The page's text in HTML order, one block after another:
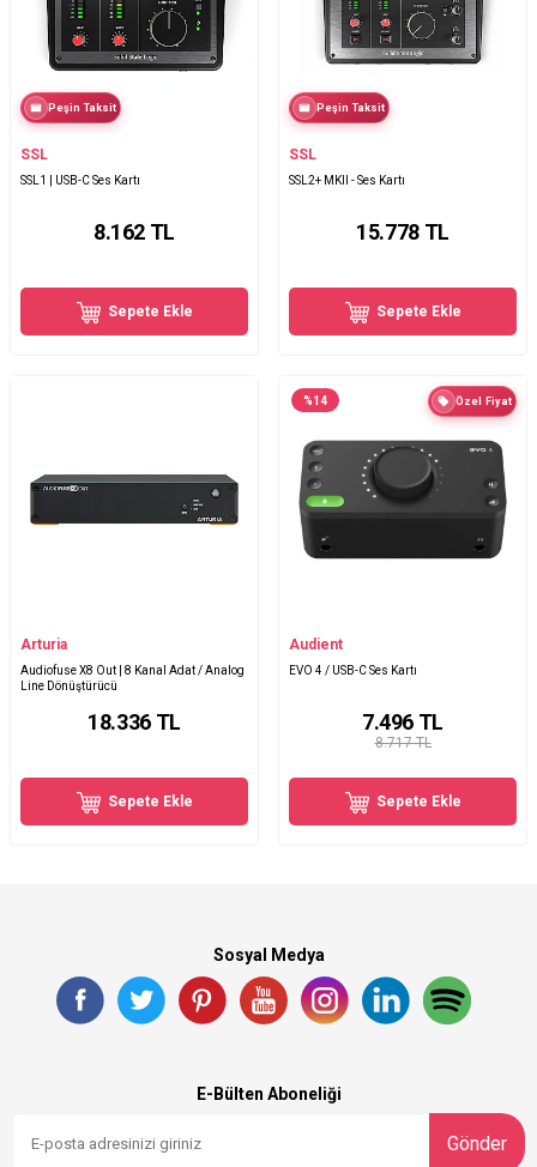
Peşin Taksit
SSL
SSL1 | USB-C Ses Kartı
8.162 TL
Sepete Ekle
Peşin Taksit
SSL
SSL2+ MKII - Ses Kartı
15.778TL
Sepete Ekle
Arturia
Audiofuse X8 Out | 8 Kanal Adat / Analog
Line Dönüştürücü
18.336TL
Sepete Ekle
%14 Özel Fiyat
Audient
EVO 4 / USB-C Ses Kartı
8.717 TL
7.496 TL
Sepete Ekle
Sosyal Medya
E-Bülten Aboneliği
Gönder